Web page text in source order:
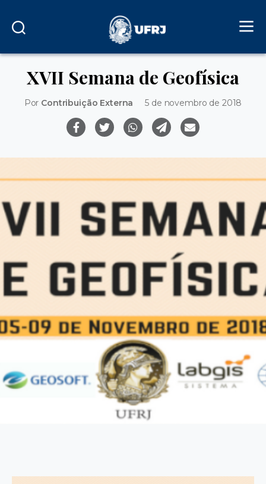
XVII Semana de Geofísica
Por Contribuição Externa 5 de novembro de 2018